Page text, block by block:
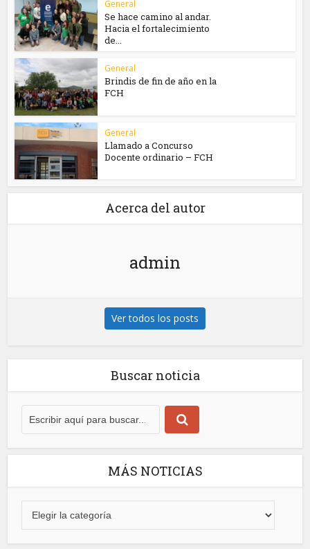
General
Se hace camino al andar.
Hacia el fortalecimiento
de...
General
Brindis de fin de año en la
FCH
General
Llamado a Concurso
Docente ordinario – FCH
Acerca del autor
admin
Ver todos los posts
Buscar noticia
MÁS NOTICIAS